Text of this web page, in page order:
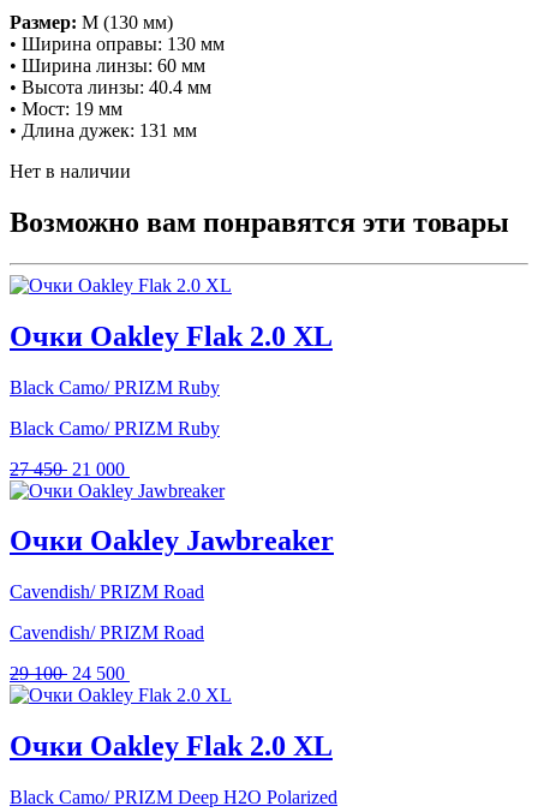
Размер: M (130 мм)
• Ширина оправы: 130 мм
• Ширина линзы: 60 мм
• Высота линзы: 40.4 мм
• Мост: 19 мм
• Длина дужек: 131 мм
Нет в наличии
Возможно вам понравятся эти товары
Очки Oakley Flak 2.0 XL
Black Camo/ PRIZM Ruby
Black Camo/ PRIZM Ruby
27 450 Первоначальная
цена
27
450 .
21 000
цена:
000 .
Очки Oakley Jawbreaker
Cavendish/ PRIZM Road
Cavendish/ PRIZM Road
29 100 Первоначальная
цена
100 .
24 500
цена:
500 .
Очки Oakley Flak 2.0 XL
Black Camo/ PRIZM Deep H2O Polarized